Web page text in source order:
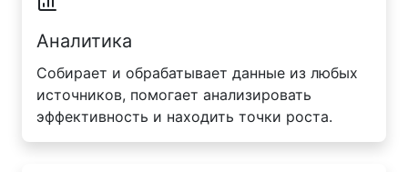
Аналитика
Собирает и обрабатывает данные из любых
источников, помогает анализировать
эффективность и находить точки роста.